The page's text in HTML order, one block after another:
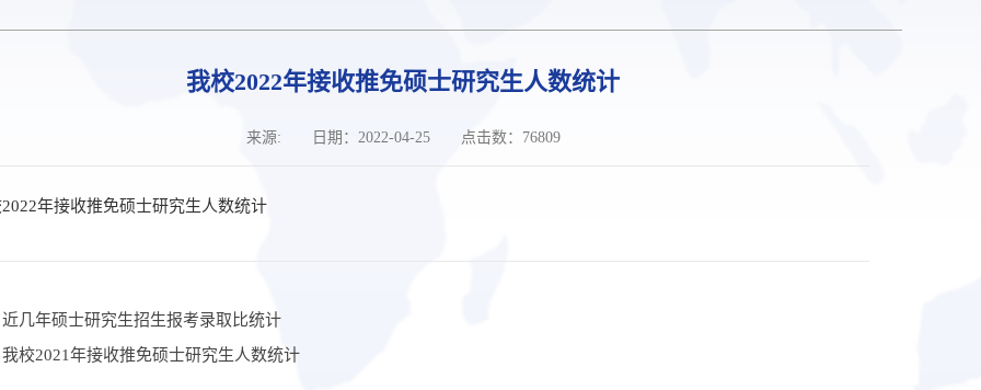
我校2022年接收推免硕士研究生人数统计
来源: 日期：2022-04-25 点击数： 76809
年接收推免硕士研究生人数统计
几年硕士研究生招生报考录取比统计
校2021年接收推免硕士研究生人数统计